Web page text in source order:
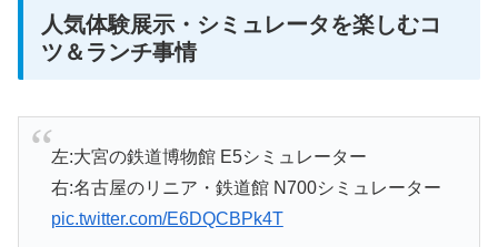
人気体験展示・シミュレータを楽しむコ
ツ＆ランチ事情
左:大宮の鉄道博物館 E5シミュレーター
右:名古屋のリニア・鉄道館 N700シミュレーター
pic.twitter.com/E6DQCBPk4T